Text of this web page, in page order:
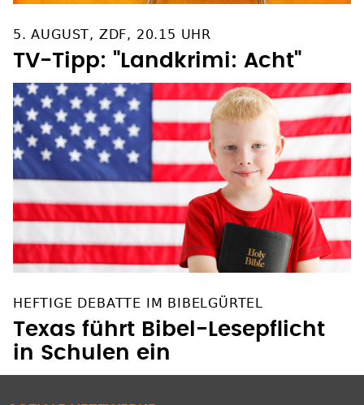
5. AUGUST, ZDF, 20.15 UHR
TV-Tipp: "Landkrimi: Acht"
HEFTIGE DEBATTE IM BIBELGÜRTEL
Texas führt Bibel-Lesepflicht
in Schulen ein